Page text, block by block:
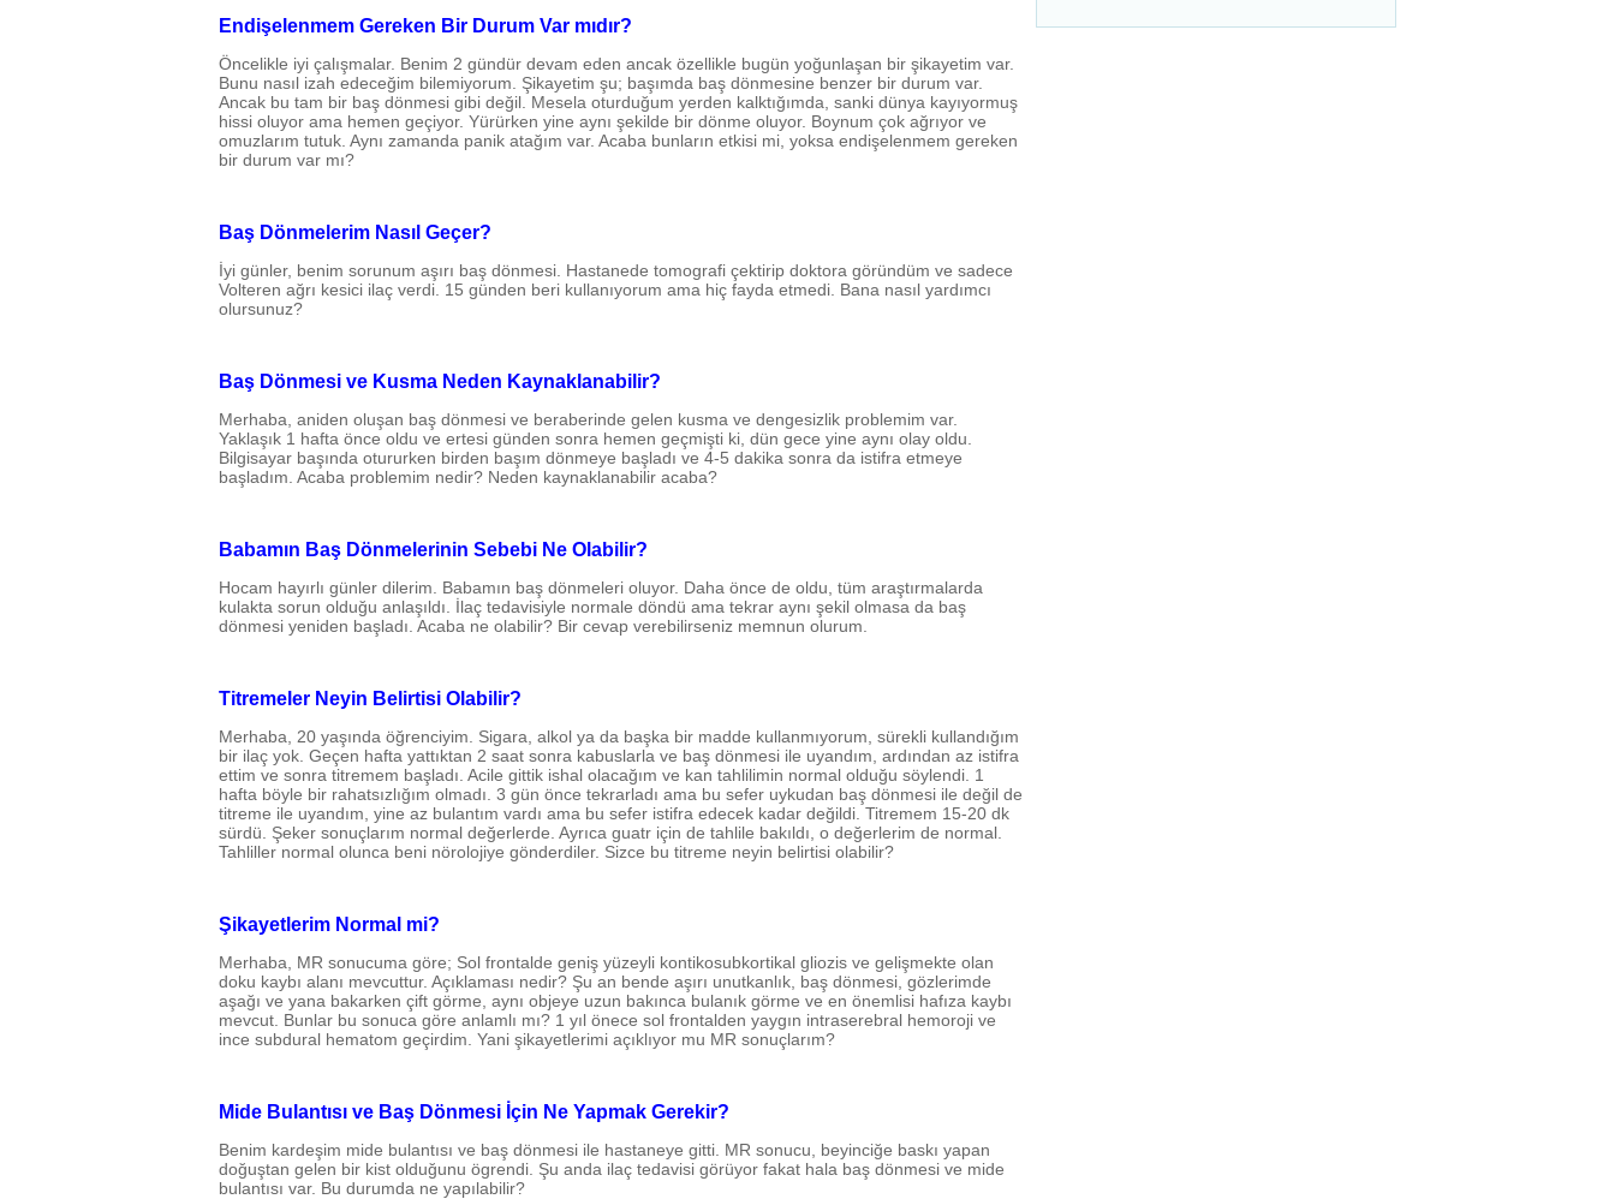
Endişelenmem Gereken Bir Durum Var mıdır?
Öncelikle iyi çalışmalar. Benim 2 gündür devam eden ancak özellikle bugün yoğunlaşan bir şikayetim var.
Bunu nasıl izah edeceğim bilemiyorum. Şikayetim şu; başımda baş dönmesine benzer bir durum var.
Ancak bu tam bir baş dönmesi gibi değil. Mesela oturduğum yerden kalktığımda, sanki dünya kayıyormuş
hissi oluyor ama hemen geçiyor. Yürürken yine aynı şekilde bir dönme oluyor. Boynum çok ağrıyor ve
omuzlarım tutuk. Aynı zamanda panik atağım var. Acaba bunların etkisi mi, yoksa endişelenmem gereken
bir durum var mı?
Baş Dönmelerim Nasıl Geçer?
İyi günler, benim sorunum aşırı baş dönmesi. Hastanede tomografi çektirip doktora göründüm ve sadece
Volteren ağrı kesici ilaç verdi. 15 günden beri kullanıyorum ama hiç fayda etmedi. Bana nasıl yardımcı
olursunuz?
Baş Dönmesi ve Kusma Neden Kaynaklanabilir?
Merhaba, aniden oluşan baş dönmesi ve beraberinde gelen kusma ve dengesizlik problemim var.
Yaklaşık 1 hafta önce oldu ve ertesi günden sonra hemen geçmişti ki, dün gece yine aynı olay oldu.
Bilgisayar başında otururken birden başım dönmeye başladı ve 4-5 dakika sonra da istifra etmeye
başladım. Acaba problemim nedir? Neden kaynaklanabilir acaba?
Babamın Baş Dönmelerinin Sebebi Ne Olabilir?
Hocam hayırlı günler dilerim. Babamın baş dönmeleri oluyor. Daha önce de oldu, tüm araştırmalarda
kulakta sorun olduğu anlaşıldı. İlaç tedavisiyle normale döndü ama tekrar aynı şekil olmasa da baş
dönmesi yeniden başladı. Acaba ne olabilir? Bir cevap verebilirseniz memnun olurum.
Titremeler Neyin Belirtisi Olabilir?
Merhaba, 20 yaşında öğrenciyim. Sigara, alkol ya da başka bir madde kullanmıyorum, sürekli kullandığım
bir ilaç yok. Geçen hafta yattıktan 2 saat sonra kabuslarla ve baş dönmesi ile uyandım, ardından az istifra
ettim ve sonra titremem başladı. Acile gittik ishal olacağım ve kan tahlilimin normal olduğu söylendi. 1
hafta böyle bir rahatsızlığım olmadı. 3 gün önce tekrarladı ama bu sefer uykudan baş dönmesi ile değil de
titreme ile uyandım, yine az bulantım vardı ama bu sefer istifra edecek kadar değildi. Titremem 15-20 dk
sürdü. Şeker sonuçlarım normal değerlerde. Ayrıca guatr için de tahlile bakıldı, o değerlerim de normal.
Tahliller normal olunca beni nörolojiye gönderdiler. Sizce bu titreme neyin belirtisi olabilir?
Şikayetlerim Normal mi?
Merhaba, MR sonucuma göre; Sol frontalde geniş yüzeyli kontikosubkortikal gliozis ve gelişmekte olan
doku kaybı alanı mevcuttur. Açıklaması nedir? Şu an bende aşırı unutkanlık, baş dönmesi, gözlerimde
aşağı ve yana bakarken çift görme, aynı objeye uzun bakınca bulanık görme ve en önemlisi hafıza kaybı
mevcut. Bunlar bu sonuca göre anlamlı mı? 1 yıl önece sol frontalden yaygın intraserebral hemoroji ve
ince subdural hematom geçirdim. Yani şikayetlerimi açıklıyor mu MR sonuçlarım?
Mide Bulantısı ve Baş Dönmesi İçin Ne Yapmak Gerekir?
Benim kardeşim mide bulantısı ve baş dönmesi ile hastaneye gitti. MR sonucu, beyinciğe baskı yapan
doğuştan gelen bir kist olduğunu ögrendi. Şu anda ilaç tedavisi görüyor fakat hala baş dönmesi ve mide
bulantısı var. Bu durumda ne yapılabilir?